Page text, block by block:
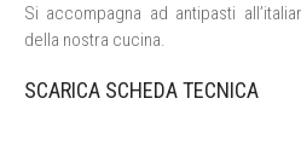
Si accompagna ad antipasti
della nostra cucina.
SCARICA SCHEDA TECNICA